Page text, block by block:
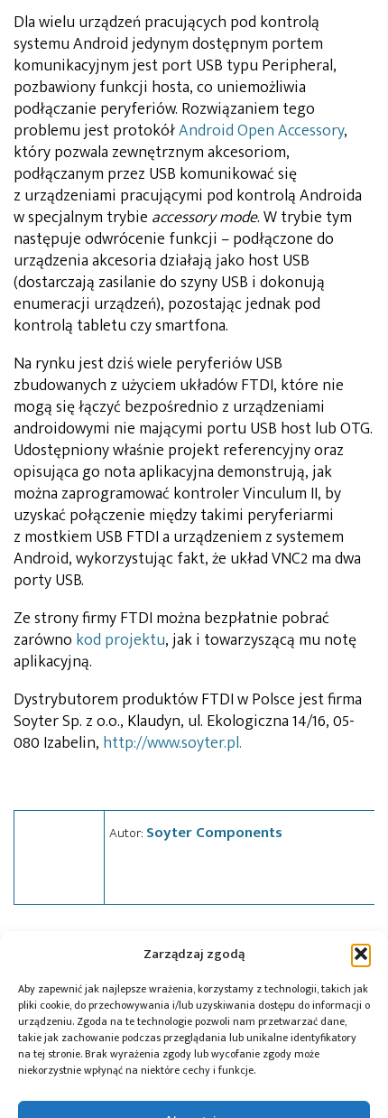
Zarządzaj zgodą
Aby zapewnić jak najlepsze wrażenia, korzystamy z technologii, takich jak
pliki cookie, do przechowywania i/lub uzyskiwania dostępu do informacji o
urządzeniu. Zgoda na te technologie pozwoli nam przetwarzać dane,
takie jak zachowanie podczas przeglądania lub unikalne identyfikatory
na tej stronie. Brak wyrażenia zgody lub wycofanie zgody może
niekorzystnie wpłynąć na niektóre cechy i funkcje.
Dla wielu urządzeń pracujących pod kontrolą
systemu Android jedynym dostępnym portem
komunikacyjnym jest port USB typu Peripheral,
pozbawiony funkcji hosta, co uniemożliwia
podłączanie peryferiów. Rozwiązaniem tego
problemu jest protokółAndroid Open Accessory,
który pozwala zewnętrznym akcesoriom,
podłączanym przez USB komunikować się
z urządzeniami pracującymi pod kontrolą Androida
w specjalnym trybie accessory mode. W trybie tym
następuje odwrócenie funkcji – podłączone do
urządzenia akcesoria działają jako host USB
(dostarczają zasilanie do szyny USB i dokonują
enumeracji urządzeń), pozostając jednak pod
kontrolą tabletu czy smartfona.
Na rynku jest dziś wiele peryferiów USB
zbudowanych z użyciem układów FTDI, które nie
mogą się łączyć bezpośrednio z urządzeniami
androidowymi nie mającymi portu USB host lub OTG.
Udostępniony właśnie projekt referencyjny oraz
opisująca go nota aplikacyjna demonstrują, jak
można zaprogramować kontroler Vinculum II, by
uzyskać połączenie między takimi peryferiarmi
z mostkiem USB FTDI a urządzeniem z systemem
Android, wykorzystując fakt, że układ VNC2 ma dwa
porty USB.
Ze strony firmy FTDI można bezpłatnie pobrać
zarówno kod projektu, jak i towarzyszącą mu notę
aplikacyjną.
Dystrybutorem produktów FTDI w Polsce jest firma
Soyter Sp. z o.o., Klaudyn, ul. Ekologiczna 14/16, 05-
080 Izabelin, http://www.soyter.pl.
Autor: Soyter Components
FTDI,news,Soyter,
Przeczytaj również: